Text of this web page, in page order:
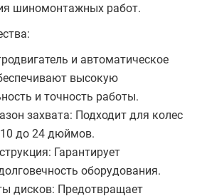
шиномонтажных работ.
и автоматическое
высокую
и точность работы.
захвата: Подходит для колес
до 24 дюймов.
Гарантирует
оборудования.
дисков: Предотвращает